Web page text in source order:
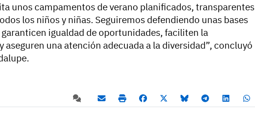
unos campamentos de verano planificados, transparentes
los niños y niñas. Seguiremos defendiendo unas bases
igualdad de oportunidades, faciliten la
aseguren una atención adecuada a la diversidad”, concluyó